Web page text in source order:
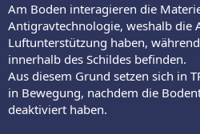
Am Boden interagieren die
Antigravtechnologie, weshalb die
Luftunterstützung haben,
innerhalb des Schildes befinden.
Aus diesem Grund setzen sich in
in Bewegung, nachdem die
deaktiviert haben.